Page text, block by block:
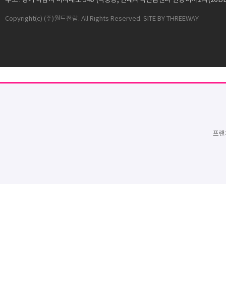
Copyright(c) (주)월드전람. All Rights Reserved. SITE BY THREEWAY
프